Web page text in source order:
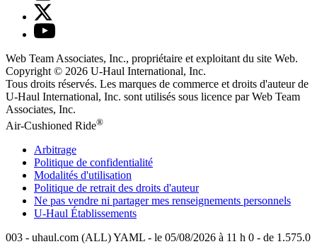
Web Team Associates, Inc., propriétaire et exploitant du site Web.
Copyright © 2026 U-Haul International, Inc.
Tous droits réservés. Les marques de commerce et droits d'auteur de
U-Haul International, Inc. sont utilisés sous licence par Web Team
Associates, Inc.
Air-Cushioned Ride®
Arbitrage
Politique de confidentialité
Modalités d'utilisation
Politique de retrait des droits d'auteur
Ne pas vendre ni partager mes renseignements personnels
U-Haul Établissements
003 - uhaul.com (ALL) YAML - le 05/08/2026 à 11 h 0 - de 1.575.0